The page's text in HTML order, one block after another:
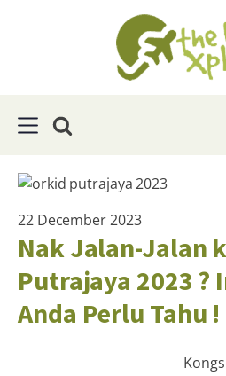
22 December 2023
Nak Jalan-Jalan
Putrajaya 2023 ?
Anda Perlu Tahu !